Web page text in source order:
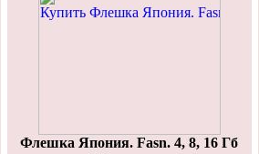
Флешка Япония. Fasn. 4, 8, 16 Гб